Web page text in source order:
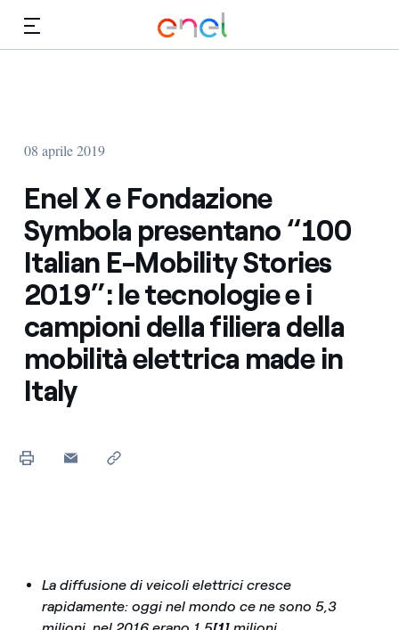
08 aprile 2019
Enel X e Fondazione
Symbola presentano “100
Italian E-Mobility Stories
2019”: le tecnologie e i
campioni della filiera della
mobilità elettrica made in
Italy
La diffusione di veicoli elettrici cresce
rapidamente: oggi nel mondo ce ne sono 5,3